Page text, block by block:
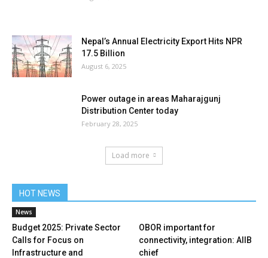
Nepal’s Annual Electricity Export Hits NPR
17.5 Billion
August 6, 2025
Power outage in areas Maharajgunj
Distribution Center today
February 28, 2025
Load more
HOT NEWS
News
Budget 2025: Private Sector
Calls for Focus on
Infrastructure and
OBOR important for
connectivity, integration: AIIB
chief